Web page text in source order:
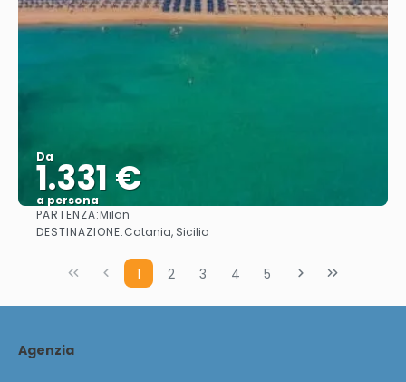
Da
1.331 €
a persona
Vedere
PARTENZA:Milan
DESTINAZIONE:Catania, Sicilia
1 2 3 4 5
Agenzia